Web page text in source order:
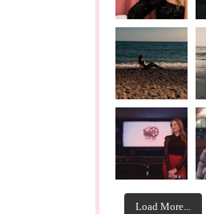
Load More...